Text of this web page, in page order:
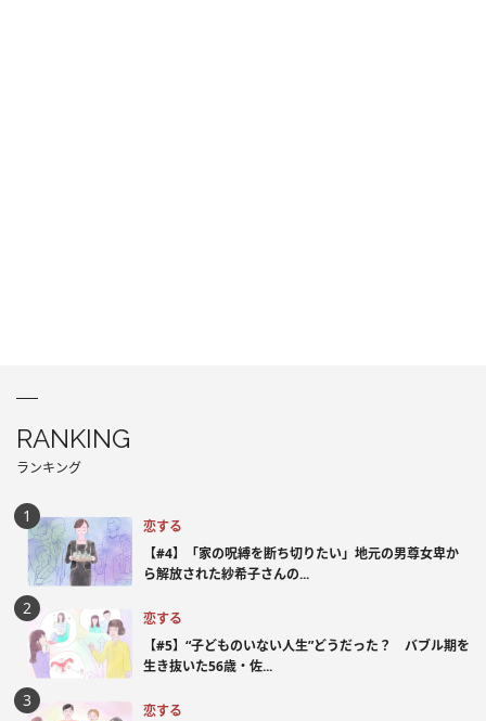
RANKING
ランキング
恋する
【#4】「家の呪縛を断ち切りたい」地元の男尊女卑か
ら解放された紗希子さんの...
恋する
【#5】“子どものいない人生”どうだった？ バブル期を
生き抜いた56歳・佐...
恋する